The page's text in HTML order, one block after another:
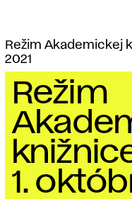
Režim Akademickej
2021
Režim
1.